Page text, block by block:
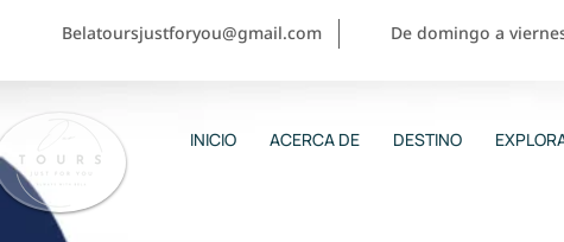
Belatoursjustforyou@gmail.com De domingo a
INICIO ACERCA DE DESTINO